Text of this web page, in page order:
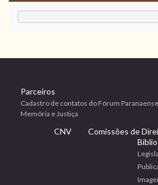
Parceiros
Cadastro de contatos do Fórum
Memória e Justiça
CNV
Comissões de